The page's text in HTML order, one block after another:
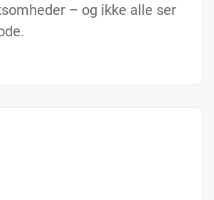
– og ikke alle ser